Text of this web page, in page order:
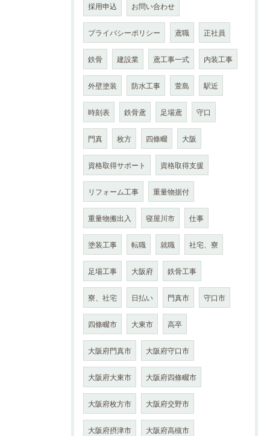
採用申込 お問い合わせ
プライバシーポリシー 鳶職 正社員
鉄骨 建設業 鳶工事一式 内装工事
外壁塗装 防水工事 萱島 駅近
時刻表 鉄骨鳶 足場鳶 守口
門真 枚方 四條畷 大阪
資格取得サポート 資格取得支援
リフォーム工事 重量物据付
重量物搬出入 寝屋川市 仕事
塗装工事 転職 就職 社宅、寮
足場工事 大阪府 鉄骨工事
寮、社宅 日払い 門真市 守口市
四條畷市 大東市 高卒
大阪府門真市 大阪府守口市
大阪府大東市 大阪府四條畷市
大阪府枚方市 大阪府交野市
大阪府摂津市 大阪府高槻市